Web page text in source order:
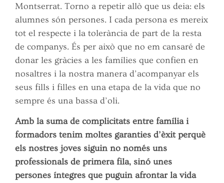
Montserrat. Torno a repetir allò que us deia: els
alumnes són persones. I cada persona es mereix
tot el respecte i la tolerància de part de la resta
de companys. És per això que no em cansaré de
donar les gràcies a les famílies que confien en
nosaltres i la nostra manera d’acompanyar els
seus fills i filles en una etapa de la vida que no
sempre és una bassa d’oli.
Amb la suma de complicitats entre família i
formadors tenim moltes garanties d’èxit perquè
els nostres joves siguin no només uns
professionals de primera fila, sinó unes
persones íntegres que puguin afrontar la vida